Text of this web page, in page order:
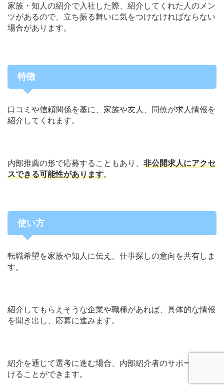
家族・知人の紹介で入社した際、紹介してくれた人のメン
ツがあるので、立ち振る舞いに気をつけなければならない
場合があります。
特徴
口コミや信頼関係を基に、家族や友人、同僚が求人情報を
紹介してくれます。
内部推薦の形で応募することもあり、 非公開求人にアクセ
スできる可能性があります。
使い方
転職希望を家族や知人に伝え、仕事探しの意向を共有しま
す。
紹介してもらえそうな企業や職種があれば、具体的な情報
を聞き出し、応募に進みます。
紹介を通じて選考に進む場合、内部紹介者のサポートを受
けることができます。